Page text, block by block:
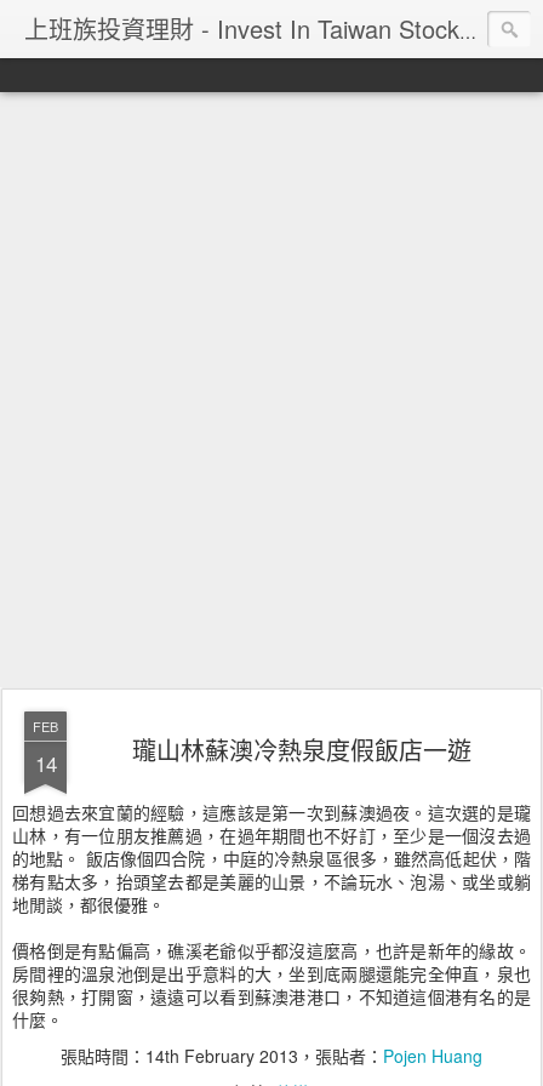
上班族投資理財 - Invest In Taiwan Stock Market
FEB
14 瓏山林蘇澳冷熱泉度假飯店一遊
回想過去來宜蘭的經驗，這應該是第一次到蘇澳過夜。這次選的是瓏
山林，有一位朋友推薦過，在過年期間也不好訂，至少是一個沒去過
的地點。 飯店像個四合院，中庭的冷熱泉區很多，雖然高低起伏，階
梯有點太多，抬頭望去都是美麗的山景，不論玩水、泡湯、或坐或躺
地閒談，都很優雅。
價格倒是有點偏高，礁溪老爺似乎都沒這麼高，也許是新年的緣故。
房間裡的溫泉池倒是出乎意料的大，坐到底兩腿還能完全伸直，泉也
很夠熱，打開窗，遠遠可以看到蘇澳港港口，不知道這個港有名的是
什麼。
張貼時間： 14th February 2013 ，張貼者： Pojen Huang